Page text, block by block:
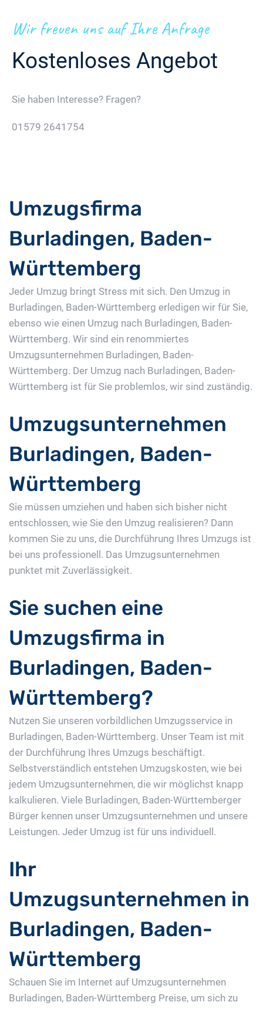
Wir freuen uns auf Ihre Anfrage
Kostenloses Angebot
Sie haben Interesse? Fragen?
01579 2641754
Umzugsfirma
Burladingen, Baden-
Württemberg
Jeder Umzug bringt Stress mit sich. Den Umzug in
Burladingen, Baden-Württemberg erledigen wir für Sie,
ebenso wie einen Umzug nach Burladingen, Baden-
Württemberg. Wir sind ein renommiertes
Umzugsunternehmen Burladingen, Baden-
Württemberg. Der Umzug nach Burladingen, Baden-
Württemberg ist für Sie problemlos, wir sind zuständig.
Umzugsunternehmen
Burladingen, Baden-
Württemberg
Sie müssen umziehen und haben sich bisher nicht
entschlossen, wie Sie den Umzug realisieren? Dann
kommen Sie zu uns, die Durchführung Ihres Umzugs ist
bei uns professionell. Das Umzugsunternehmen
punktet mit Zuverlässigkeit.
Sie suchen eine
Umzugsfirma in
Burladingen, Baden-
Württemberg?
Nutzen Sie unseren vorbildlichen Umzugsservice in
Burladingen, Baden-Württemberg. Unser Team ist mit
der Durchführung Ihres Umzugs beschäftigt.
Selbstverständlich entstehen Umzugskosten, wie bei
jedem Umzugsunternehmen, die wir möglichst knapp
kalkulieren. Viele Burladingen, Baden-Württemberger
Bürger kennen unser Umzugsunternehmen und unsere
Leistungen. Jeder Umzug ist für uns individuell.
Ihr
Umzugsunternehmen in
Burladingen, Baden-
Württemberg
Schauen Sie im Internet auf Umzugsunternehmen
Burladingen, Baden-Württemberg Preise, um sich zu